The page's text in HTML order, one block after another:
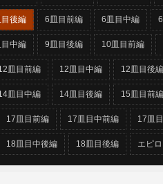
後編 6皿目前編 6皿目中編
中編 9皿目後編 10皿目前編
皿目前編 12皿目中編 12皿目後編
皿目中編 14皿目後編 15皿目前編
17皿目前編 17皿目中前編 17皿
18皿目中後編 18皿目後編 エピ